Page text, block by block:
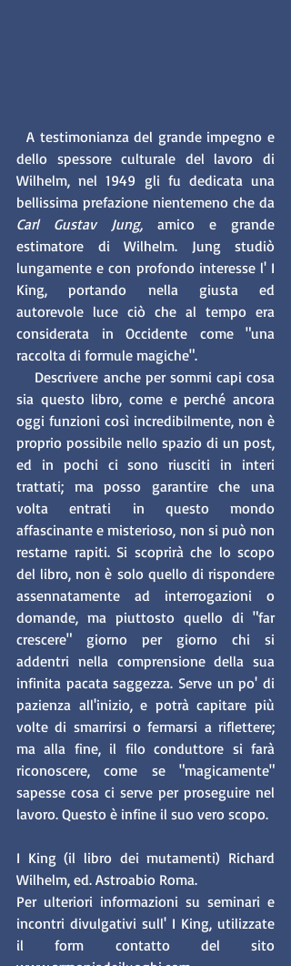
  A testimonianza del grande impegno e
dello spessore culturale del lavoro di
Wilhelm, nel 1949 gli fu dedicata una
bellissima prefazione nientemeno che da
Carl Gustav Jung, amico e grande
estimatore di Wilhelm. Jung studiò
lungamente e con profondo interesse l' I
King, portando nella giusta ed
autorevole luce ciò che al tempo era
considerata in Occidente come "una
raccolta di formule magiche".
sia questo libro, come e perché ancora
oggi funzioni così incredibilmente, non è
proprio possibile nello spazio di un post,
ed in pochi ci sono riusciti in interi
trattati; ma posso garantire che una
volta entrati in questo mondo
affascinante e misterioso, non si può non
restarne rapiti. Si scoprirà che lo scopo
del libro, non è solo quello di rispondere
assennatamente ad interrogazioni o
domande, ma piuttosto quello di "far
crescere" giorno per giorno chi si
addentri nella comprensione della sua
infinita pacata saggezza. Serve un po' di
pazienza all'inizio, e potrà capitare più
volte di smarrirsi o fermarsi a riflettere;
ma alla fine, il filo conduttore si farà
riconoscere, come se "magicamente"
sapesse cosa ci serve per proseguire nel
lavoro. Questo è infine il suo vero scopo.
I King (il libro dei mutamenti) Richard
Wilhelm, ed. Astroabio Roma.
Per ulteriori informazioni su seminari e
incontri divulgativi sull' I King, utilizzate
il form contatto del sito